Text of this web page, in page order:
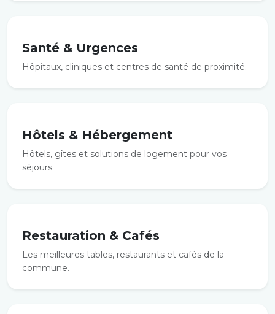
Santé & Urgences
Hôpitaux, cliniques et centres de santé de proximité.
Hôtels & Hébergement
Hôtels, gîtes et solutions de logement pour vos
séjours.
Restauration & Cafés
Les meilleures tables, restaurants et cafés de la
commune.